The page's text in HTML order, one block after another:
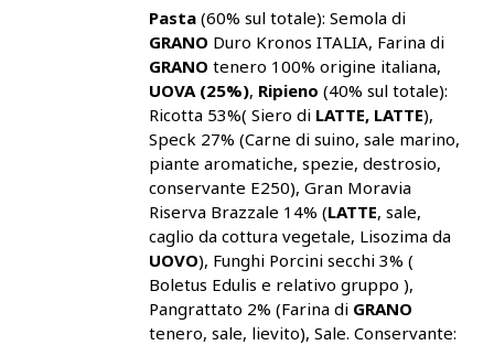
Pasta (60% sul totale): Semola di
GRANO Duro Kronos ITALIA, Farina di
GRANO tenero 100% origine italiana,
UOVA (25%), Ripieno (40% sul totale):
Ricotta 53%( Siero di LATTE, LATTE),
Speck 27% (Carne di suino, sale marino,
piante aromatiche, spezie, destrosio,
conservante E250), Gran Moravia
Riserva Brazzale 14% (LATTE, sale,
caglio da cottura vegetale, Lisozima da
UOVO), Funghi Porcini secchi 3% (
Boletus Edulis e relativo gruppo ),
Pangrattato 2% (Farina di GRANO
tenero, sale, lievito), Sale. Conservante: